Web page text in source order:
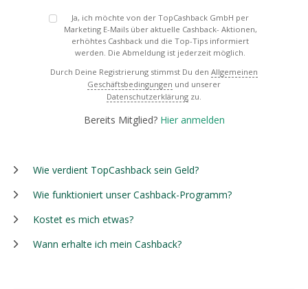
Ja, ich möchte von der TopCashback GmbH per
Marketing E-Mails über aktuelle Cashback- Aktionen,
erhöhtes Cashback und die Top-Tips informiert
werden. Die Abmeldung ist jederzeit möglich.
Durch Deine Registrierung stimmst Du den Allgemeinen
Geschäftsbedingungen und unserer
Datenschutzerklärung zu.
Bereits Mitglied? Hier anmelden
Wie verdient TopCashback sein Geld?
Wie funktioniert unser Cashback-Programm?
Kostet es mich etwas?
Wann erhalte ich mein Cashback?